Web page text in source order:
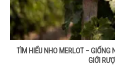
TÌM HIỂU NHO MERLOT – GIỐNG
GIỚI